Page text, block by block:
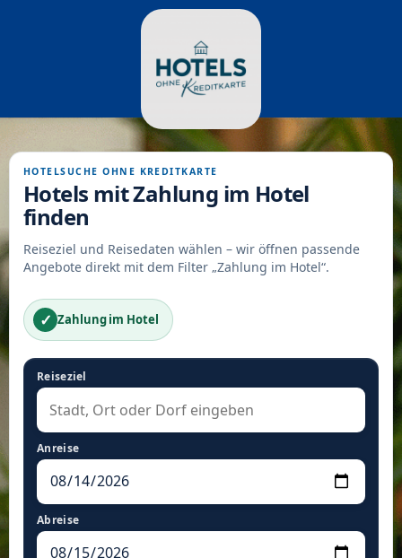
HOTELSUCHE OHNE KREDITKARTE
Hotels mit Zahlung im Hotel
finden
Reiseziel und Reisedaten wählen – wir öffnen passende
Angebote direkt mit dem Filter „Zahlung im Hotel“.
✓ Zahlung im Hotel
Reiseziel
Anreise
Abreise